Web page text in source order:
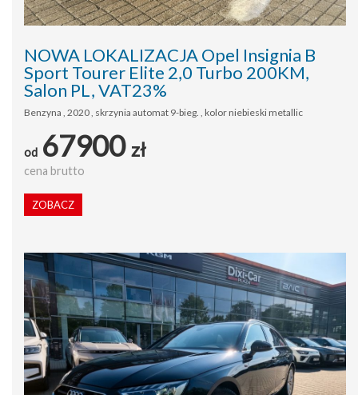
NOWA LOKALIZACJA Opel Insignia B
Sport Tourer Elite 2,0 Turbo 200KM,
Salon PL, VAT23%
Benzyna , 2020 , skrzynia automat 9-bieg. , kolor niebieski metallic
od 67900 zł
cena brutto
ZOBACZ